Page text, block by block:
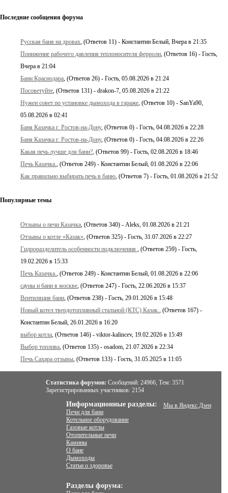
Последние сообщения форума
Русская баня на дровах , (Ответов 11) - Константин Белый, Вчера в 21:35
Понижение рабочего давления теплоносителя ферроли , (Ответов 16) - Гость,
Вчера в 21:04
Бани Краснодара , (Ответов 26) - Гость, 05.08.2026 в 21:24
Посоветуйте , (Ответов 131) - drakon-7, 05.08.2026 в 21:22
Нужен совет по установке дымохода в гараже , (Ответов 10) - SanYa90,
05.08.2026 в 02:41
Баня Казачка г. Ростов-на-Дону, (Ответов 0) - Гость, 04.08.2026 в 22:28
Баня Казачка г. Ростов-на-Дону, (Ответов 0) - Гость, 04.08.2026 в 22:26
Какая печь лучше для бани? , (Ответов 99) - Гость, 02.08.2026 в 18:46
Печь Казачка.
, (Ответов 249) - Константин Белый, 01.08.2026 в 22:06
Как правильно выбирать печь в баню , (Ответов 7) - Гость, 01.08.2026 в 21:52
Популярные темы
Отзывы о печи Казачка , (Ответов 340) - Aleks, 01.08.2026 в 21:21
Отзывы о котле «Казак» , (Ответов 325) - Гость, 31.07.2026 в 22:27
Гидроразделитель особенности подключения
, (Ответов 259) - Гость,
19.02.2026 в 15:33
Печь Казачка.
, (Ответов 249) - Константин Белый, 01.08.2026 в 22:06
сауны и бани в москве , (Ответов 247) - Гость, 22.06.2026 в 15:37
Вентиляция бани , (Ответов 238) - Гость, 29.01.2026 в 15:48
Новый котел твердотопливный стальной (КТС) Казак.
, (Ответов 167) -
Константин Белый, 26.01.2026 в 16:20
выбор котла , (Ответов 146) - viktor-kalincev, 19.02.2026 в 15:49
Выбор топлива , (Ответов 135) - osadom, 21.07.2026 в 22:34
Печь Сахара отзывы , (Ответов 133) - Гость, 31.05.2025 в 11:05
Статистика форумов: Сообщений: 24966, Тем: 3571
Зарегистрированных участников: 2154
Мы в Яндекс.Дзен
Информационные разделы:
Печи для бани
Котельное оборудование
Газовые котлы
Отопительные печи
Камины
О бане
Дымоходы
Статьи о здоровье
Разделы форума: